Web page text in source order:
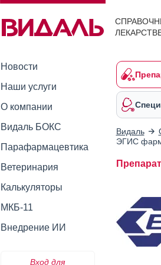
Новости
Наши услуги
О компании
Видаль БОКС
Парафармацевтика
Ветеринария
Калькуляторы
МКБ-11
Внедрение ИИ
Вход для
Видаль
ЭГИС